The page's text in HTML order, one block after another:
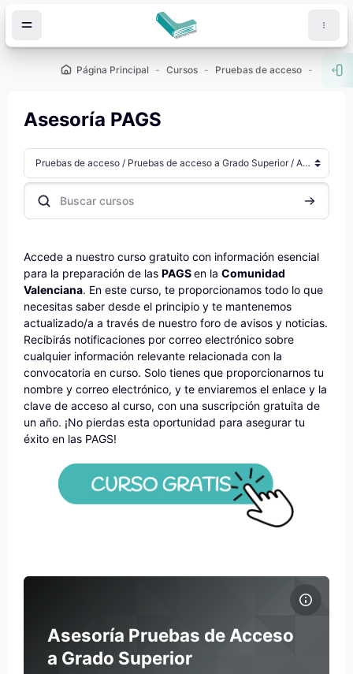
Página Principal Cursos Pruebas de acceso
Asesoría PAGS
Categorías
Buscar cursos Buscar
Accede a nuestro curso gratuito con información esencial
para la preparación de las PAGSen la Comunidad
Valenciana. En este curso, te proporcionamos todo lo que
necesitas saber desde el principio y te mantenemos
actualizado/a a través de nuestro foro de avisos y noticias.
Recibirás notificaciones por correo electrónico sobre
cualquier información relevante relacionada con la
convocatoria en curso. Solo tienes que proporcionarnos tu
nombre y correo electrónico, y te enviaremos el enlace y la
clave de acceso al curso, con una suscripción gratuita de
un año. ¡No pierdas esta oportunidad para asegurar tu
éxito en las PAGS!
Archivos del resumen del curso Asesoría Pruebas de Acceso a
Archivos del resumen del curso
Nombre del curso
Asesoría Pruebas de Acceso
a Grado Superior